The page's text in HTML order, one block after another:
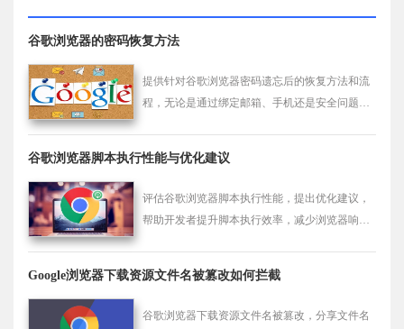
谷歌浏览器的密码恢复方法
提供针对谷歌浏览器密码遗忘后的恢复方法和流
程，无论是通过绑定邮箱、手机还是安全问题等
谷歌浏览器脚本执行性能与优化建议
评估谷歌浏览器脚本执行性能，提出优化建议，
帮助开发者提升脚本执行效率，减少浏览器响应
Google浏览器下载资源文件名被篡改如何拦截
谷歌浏览器下载资源文件名被篡改，分享文件名